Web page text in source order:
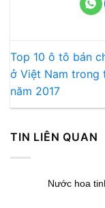
Top 10 ô tô bán
ở Việt Nam trong
năm 2017
TIN LIÊN QUAN
Nước hoa